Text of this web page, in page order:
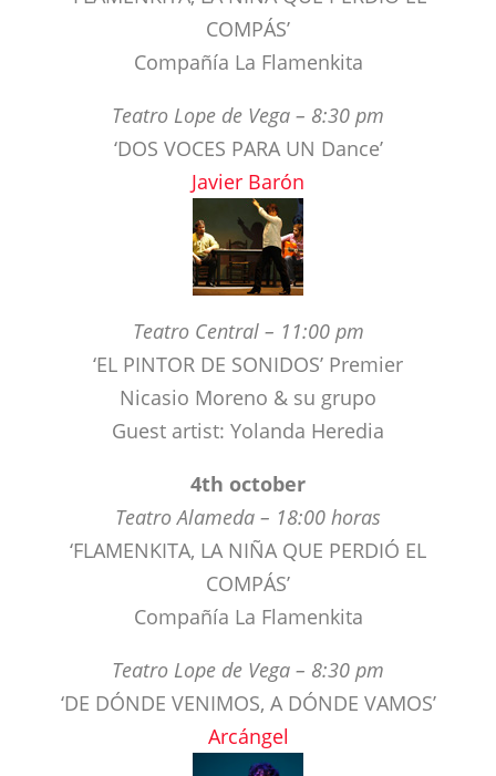
Teatro Lope de Vega – 8:30 pm
‘DOS VOCES PARA UN Dance’
Teatro Central – 11:00 pm
‘EL PINTOR DE SONIDOS’ Premier
Nicasio Moreno & su grupo
Guest artist: Yolanda Heredia
4th october
Teatro Alameda – 18:00 horas
COMPÁS’
Compañía La Flamenkita
Teatro Lope de Vega – 8:30 pm
‘DE DÓNDE VENIMOS, A DÓNDE VAMOS’